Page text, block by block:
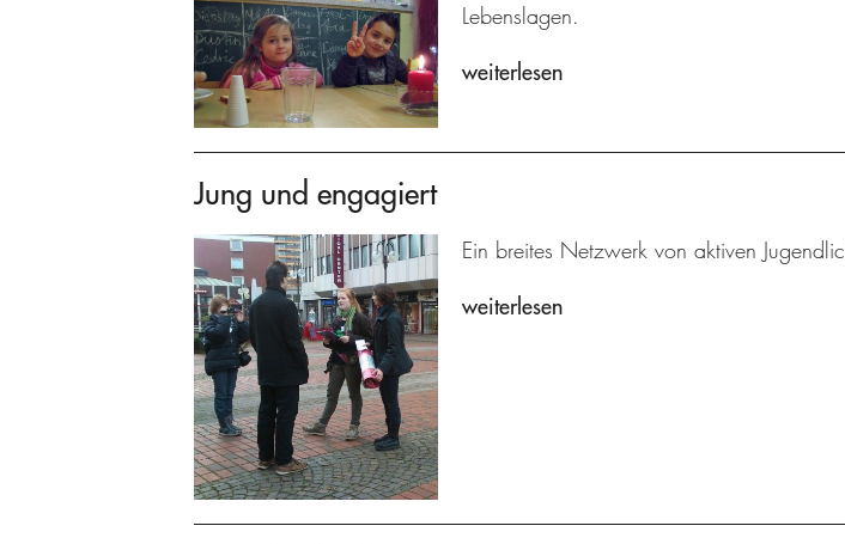
Lebenslagen.
weiterlesen
Jung und engagiert
Ein breites Netzwerk von aktiven
weiterlesen